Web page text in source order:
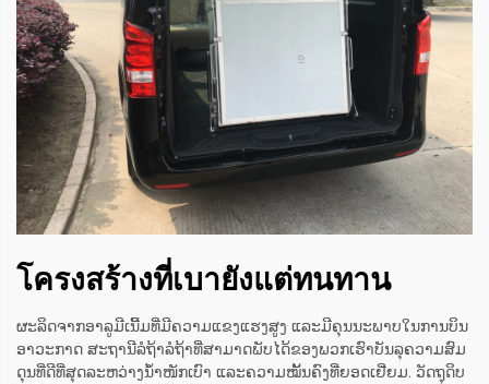
โครงสร้างที่เบายังแต่ทนทาน
ຜະລິດຈາກອາລູມີເນີ້ມທີ່ມີຄວາມແຂງແຮງສູງ ແລະມີຄຸນນະພາບໃນການບິນ
ອາວະກາດ ສະຖານີລໍຖ້າລໍຖ້າທີ່ສາມາດພັບໄດ້ຂອງພວກເຮົາບັນລຸຄວາມສົມ
ດຸນທີ່ດີທີ່ສຸດລະຫວ່າງນ້ຳໜັກເບົາ ແລະຄວາມໝັ້ນຄົງທີ່ຍອດເຢີ່ຍມ. ວັດຖຸດິບ